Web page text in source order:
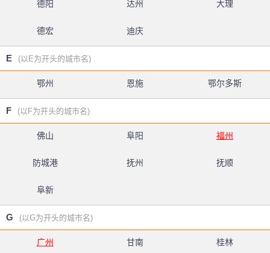
德阳 达州 大理
德宏 迪庆
E (以E为开头的城市名)
鄂州 恩施 鄂尔多斯
F (以F为开头的城市名)
佛山 阜阳 福州
防城港 抚州 抚顺
阜新
G (以G为开头的城市名)
广州 甘南 桂林